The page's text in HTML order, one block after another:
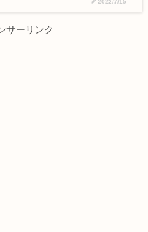
2022/7/15
サーリンク